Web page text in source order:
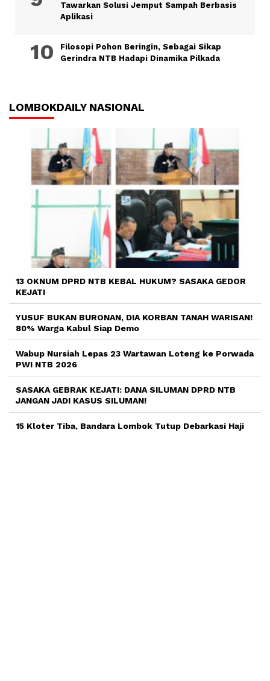
Tawarkan Solusi Jemput Sampah Berbasis
Aplikasi
Filosopi Pohon Beringin, Sebagai Sikap
Gerindra NTB Hadapi Dinamika Pilkada
LOMBOKDAILY NASIONAL
13 OKNUM DPRD NTB KEBAL HUKUM? SASAKA GEDOR
KEJATI
YUSUF BUKAN BURONAN, DIA KORBAN TANAH WARISAN!
80% Warga Kabul Siap Demo
Wabup Nursiah Lepas 23 Wartawan Loteng ke Porwada
PWI NTB 2026
SASAKA GEBRAK KEJATI: DANA SILUMAN DPRD NTB
JANGAN JADI KASUS SILUMAN!
15 Kloter Tiba, Bandara Lombok Tutup Debarkasi Haji